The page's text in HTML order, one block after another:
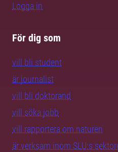
Logga in
För dig som
vill bli student
är journalist
vill bli doktorand
vill söka jobb
vill rapportera om naturen
är verksam inom SLU:s